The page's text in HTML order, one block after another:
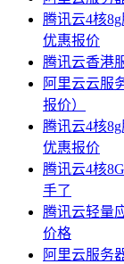
腾讯云4核
优惠报价
腾讯云香港
阿里云云服
报价）
腾讯云4核
优惠报价
腾讯云4核
手了
腾讯云轻量
价格
阿里云服务